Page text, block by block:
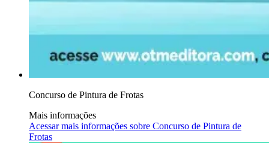
Concurso de Pintura de Frotas
Mais informações
Acessar mais informações sobre Concurso de Pintura de
Frotas